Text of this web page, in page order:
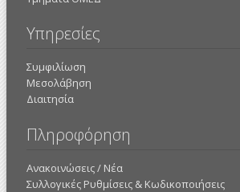
Υπηρεσίες
Συμφιλίωση
Μεσολάβηση
Διαιτησία
Πληροφόρηση
Ανακοινώσεις / Νέα
Συλλογικές Ρυθμίσεις & Κωδικοποιήσεις